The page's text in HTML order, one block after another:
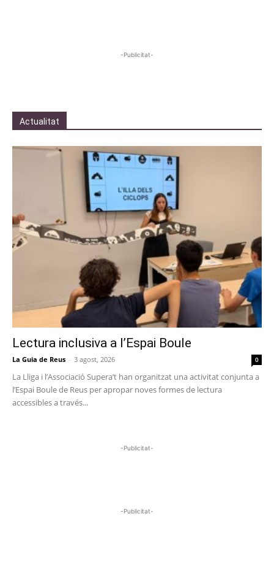
-Publicitat-
Actualitat
Lectura inclusiva a l’Espai Boule
La Guia de Reus - 3 agost, 2026 0
La Lliga i l’Associació Supera’t han organitzat una activitat conjunta a
l’Espai Boule de Reus per apropar noves formes de lectura
accessibles a través...
-Publicitat-
-Publicitat-